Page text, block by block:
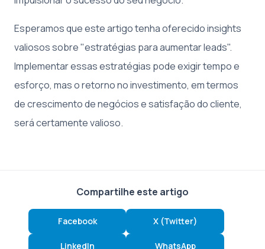
Esperamos que este artigo tenha oferecido insights
valiosos sobre "estratégias para aumentar leads".
Implementar essas estratégias pode exigir tempo e
esforço, mas o retorno no investimento, em termos
de crescimento de negócios e satisfação do cliente,
será certamente valioso.
Compartilhe este artigo
Facebook X (Twitter)
LinkedIn WhatsApp